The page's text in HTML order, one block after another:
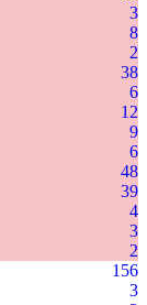
3
8
2
38
6
12
9
6
48
39
4
3
2
156
3